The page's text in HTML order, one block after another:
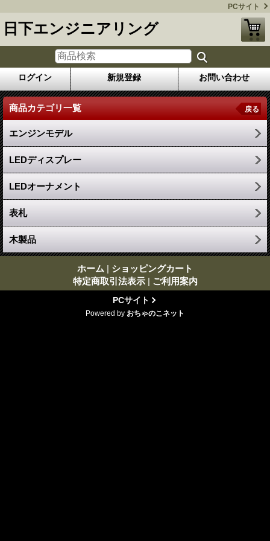
PCサイト
日下エンジニアリング
ログイン 新規登録 お問い合わせ
商品カテゴリ一覧 戻る
エンジンモデル
LEDディスプレー
LEDオーナメント
表札
木製品
ホーム | ショッピングカート
特定商取引法表示 | ご利用案内
PCサイト
Powered by おちゃのこネット